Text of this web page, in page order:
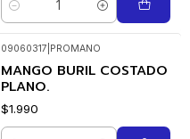
Cantidad
09060317 PROMANO
MANGO BURIL COSTADO
PLANO.
$1.990